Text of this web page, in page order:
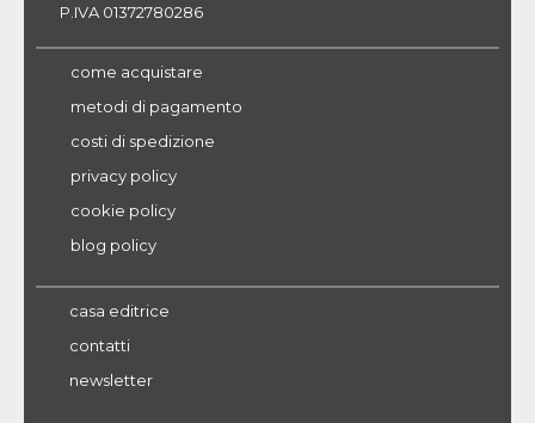
P.IVA 01372780286
come acquistare
metodi di pagamento
costi di spedizione
privacy policy
cookie policy
blog policy
casa editrice
contatti
newsletter